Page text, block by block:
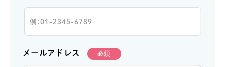
メールアドレス 必須